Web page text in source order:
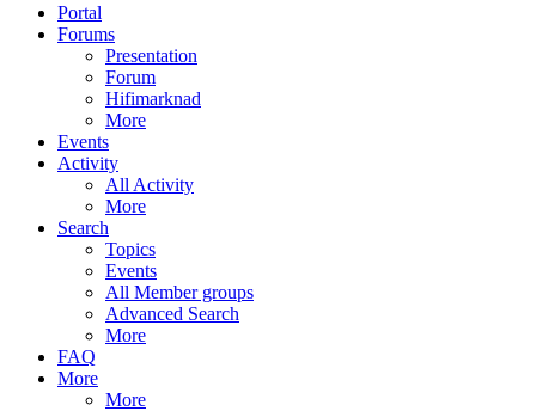
Portal
Forums
Presentation
Forum
Hifimarknad
More
Events
Activity
All Activity
More
Search
Topics
Events
All Member groups
Advanced Search
More
FAQ
More
More